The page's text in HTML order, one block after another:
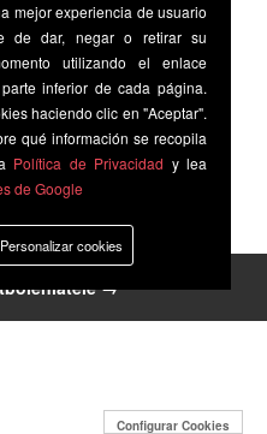
→
Configurar Cookies
mejor experiencia de usuario
de dar, negar o retirar su
utilizando el enlace
inferior de cada página.
haciendo clic en "Aceptar".
qué información se recopila
Política de Privacidad y lea
de Google
Personalizar cookies